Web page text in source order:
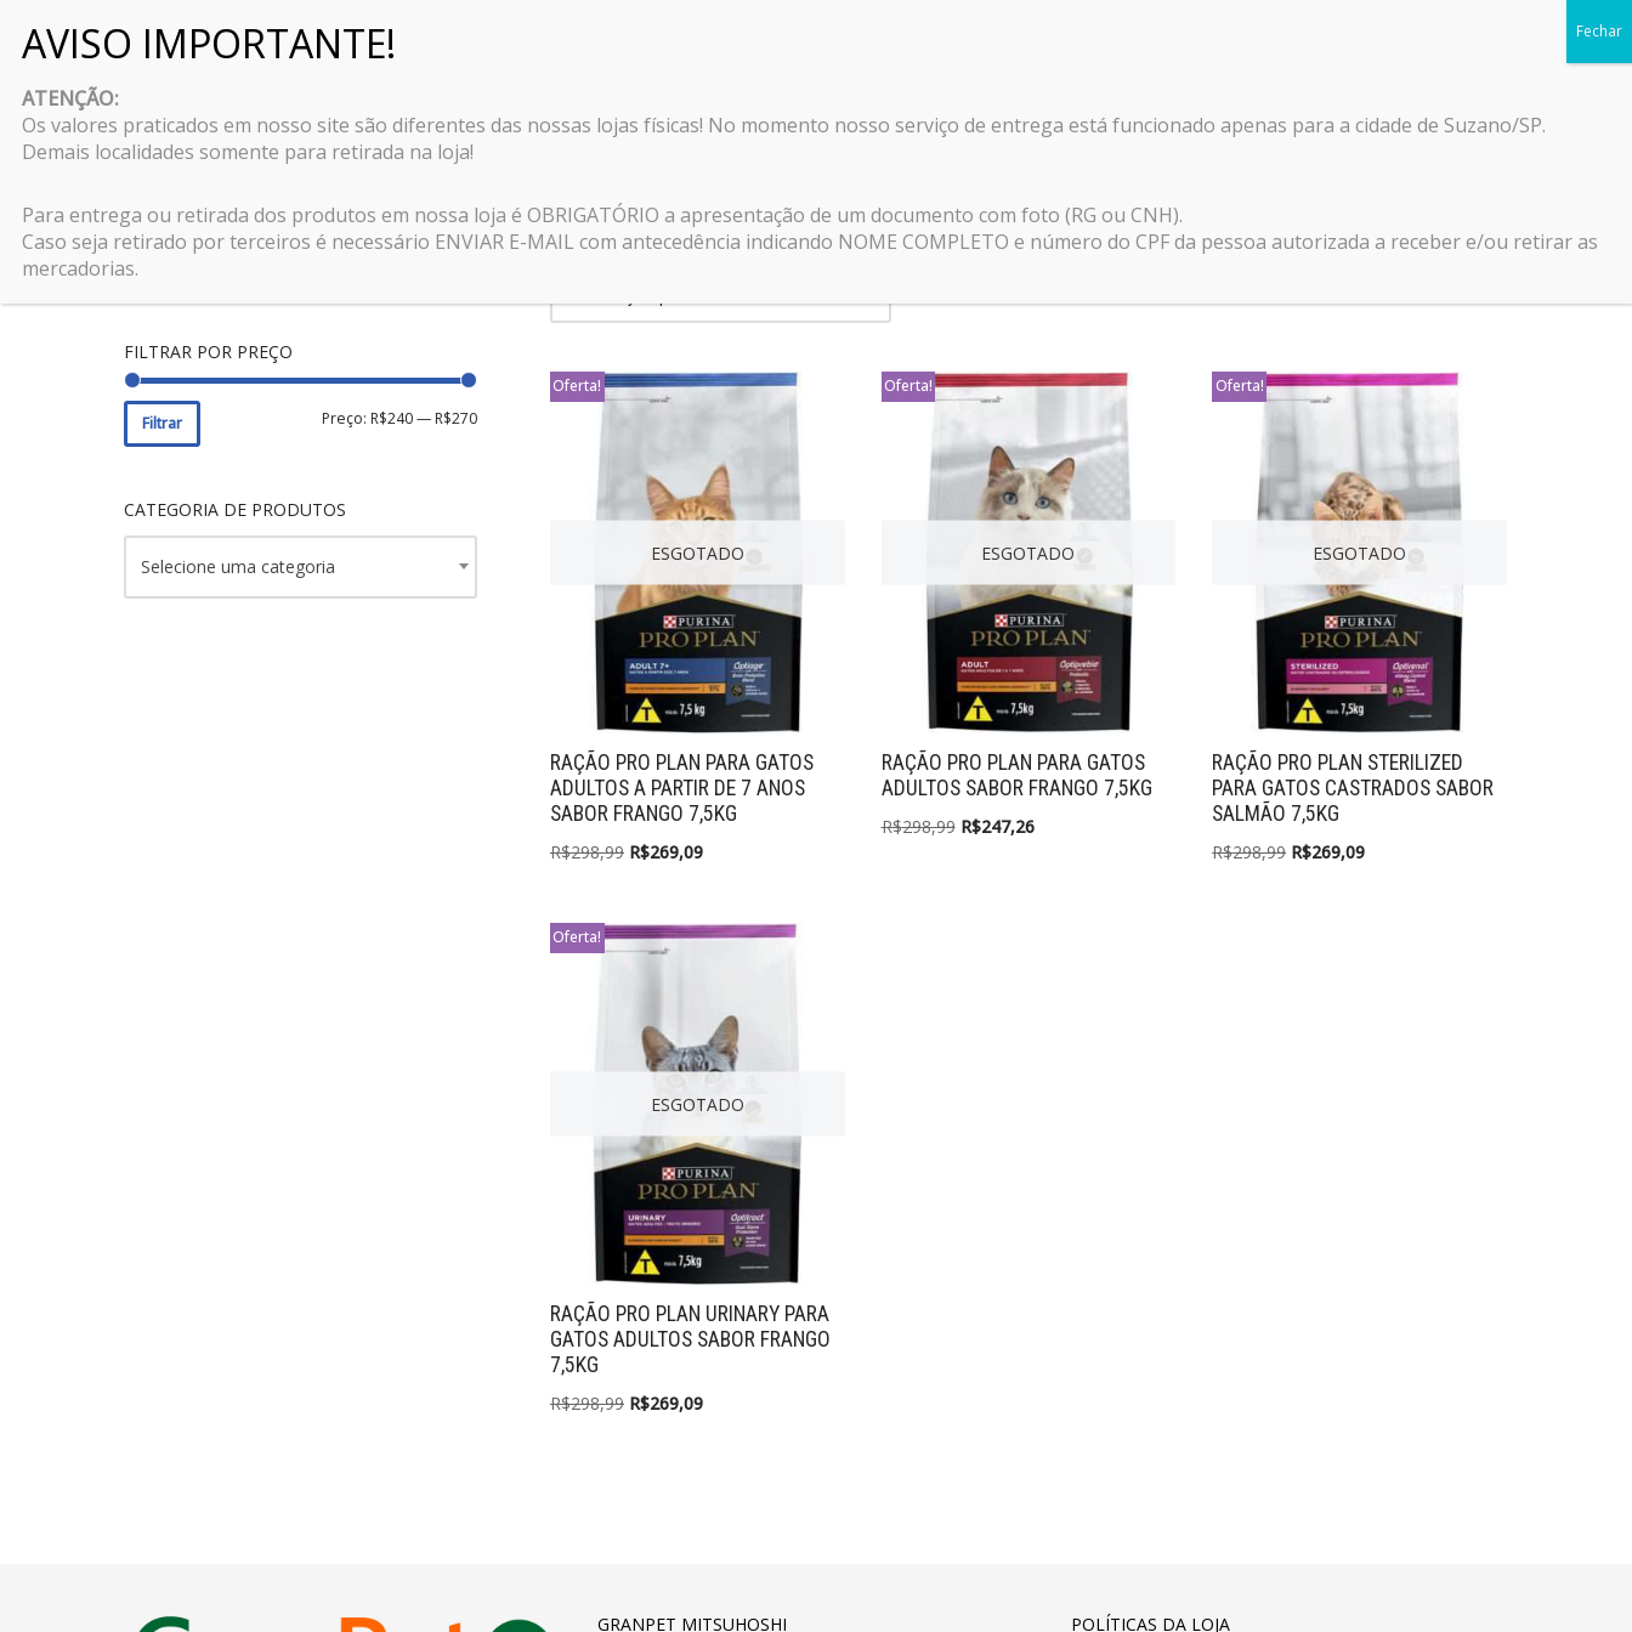
Pular
para
o
conteúdo
PESQUISAR PRODUTOS
FILTRAR POR PREÇO
Filtrar Preço: R$240—R$270
CATEGORIA DE PRODUTOS
Selecione uma categoria
Início \ Produtos marcados com a tag “Pro Plan Gatos”
ESGOTADO
Oferta!
RAÇÃO PRO PLAN PARA GATOS
ADULTOS A PARTIR DE 7 ANOS
SABOR FRANGO 7,5KG
R$298,99 R$269,09
ESGOTADO
Oferta!
RAÇÃO PRO PLAN PARA GATOS
ADULTOS SABOR FRANGO 7,5KG
R$298,99 R$247,26
ESGOTADO
Oferta!
RAÇÃO PRO PLAN STERILIZED
PARA GATOS CASTRADOS SABOR
SALMÃO 7,5KG
R$298,99 R$269,09
ESGOTADO
Oferta!
RAÇÃO PRO PLAN URINARY PARA
GATOS ADULTOS SABOR FRANGO
7,5KG
R$298,99 R$269,09
GRANPET MITSUHOSHI POLÍTICAS DA LOJA
ATENÇÃO:
Os valores praticados em nosso site são diferentes das nossas lojas físicas! No momento nosso serviço de entrega está funcionado apenas para a cidade de Suzano/SP.
Demais localidades somente para retirada na loja!
Para entrega ou retirada dos produtos em nossa loja é OBRIGATÓRIO a apresentação de um documento com foto (RG ou CNH).
Caso seja retirado por terceiros é necessário ENVIAR E-MAIL com antecedência indicando NOME COMPLETO e número do CPF da pessoa autorizada a receber e/ou retirar as
mercadorias.